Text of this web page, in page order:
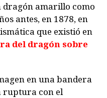
amarillo como
antes, en 1878, en
que existió en
del dragón sobre
en una bandera
ruptura con el